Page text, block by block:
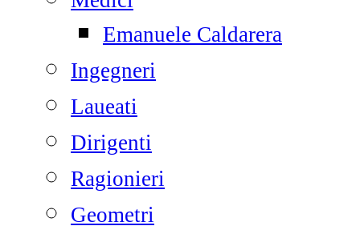
Emanuele Caldarera
Ingegneri
Laueati
Dirigenti
Ragionieri
Geometri